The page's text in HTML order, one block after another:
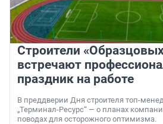
Строители
встречают
праздник на работе
В преддверии Дня строителя топ-
„Терминал-Ресурс“ — о планах
поводах для осторожного оптимизма.